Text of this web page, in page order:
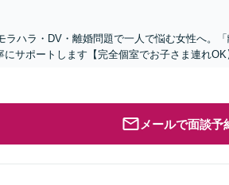
ハラ・DV・離婚問題で一人で悩む女性へ。
サポートします【完全個室でお子さま連れOK
メールで面談予